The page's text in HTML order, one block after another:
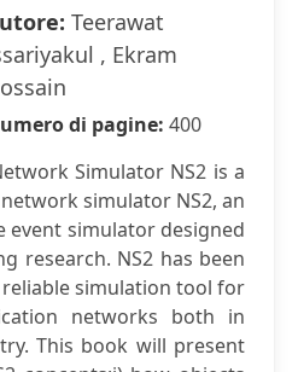
Teerawat
, Ekram
di pagine: 400
Simulator NS2 is a
simulator NS2, an
event simulator designed
research. NS2 has been
reliable simulation tool for
networks both in
This book will present